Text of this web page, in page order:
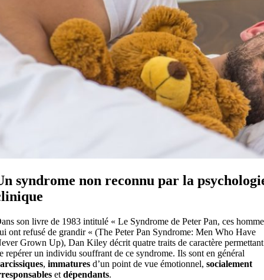
syndrome non reconnu par la
son livre de 1983 intitulé « Le Syndrome de Peter Pan, ces
ont refusé de grandir « (The Peter Pan Syndrome: Men Who Have
Grown Up), Dan Kiley décrit quatre traits de caractère permettant
repérer un individu souffrant de ce syndrome. Ils sont en général
, immaturesd’un point de vue émotionnel, socialement
et dépendants.